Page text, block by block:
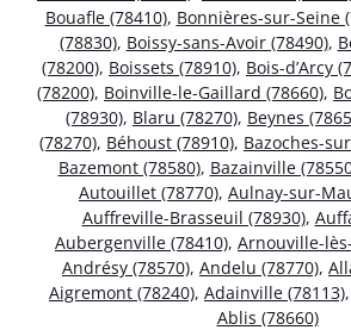
Bouafle (78410), Bonnières-sur-Seine
(78830), Boissy-sans-Avoir (78490),
(78200), Boissets (78910), Bois-d’Arcy
(78200), Boinville-le-Gaillard (78660),
(78930), Blaru (78270), Beynes
(78270), Béhoust (78910), Bazoches-
Bazemont (78580), Bazainville
Autouillet (78770), Aulnay-sur-
Auffreville-Brasseuil (78930),
Aubergenville (78410), Arnouville-
Andrésy (78570), Andelu (78770),
Aigremont (78240), Adainville (78113),
Ablis (78660)